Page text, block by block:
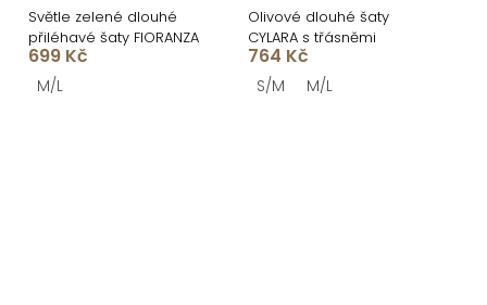
Světle zelené dlouhé
přiléhavé šaty FIORANZA
699 Kč
M/L
Olivové dlouhé šaty
CYLARA s třásněmi
764 Kč
S/M M/L